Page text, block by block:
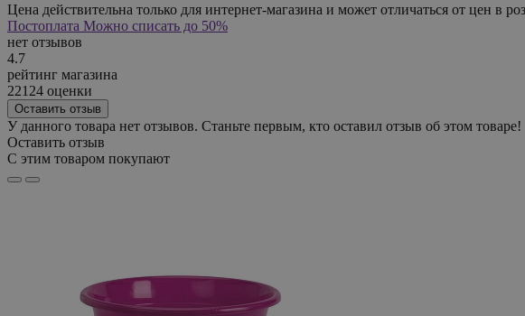
Цена действительна только для интернет-магазина и может отличаться от цен в
Постоплата Можно списать до 50%
нет отзывов
4.7
рейтинг магазина
22124 оценки
Оставить отзыв
У данного товара нет отзывов. Станьте первым, кто оставил отзыв об этом товаре!
Оставить отзыв
С этим товаром покупают